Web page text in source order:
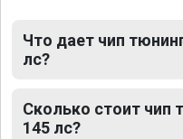
Что дает чип
лс?
Сколько стоит чип
145 лс?